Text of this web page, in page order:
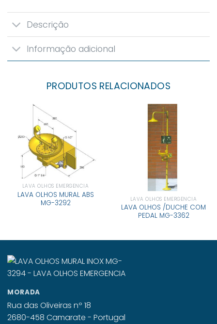
Descrição
Informação adicional
PRODUTOS RELACIONADOS
LAVA OLHOS EMERGENCIA
LAVA OLHOS MURAL ABS
MG-3292
LAVA OLHOS EMERGENCIA
LAVA OLHOS /DUCHE COM
PEDAL MG-3362
MORADA
Rua das Oliveiras nº 18
2680-458 Camarate - Portugal